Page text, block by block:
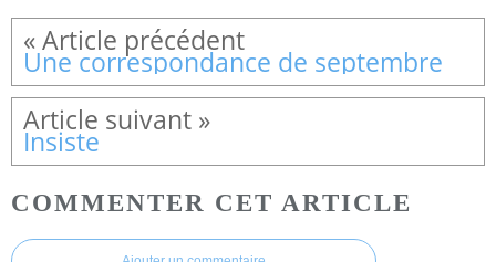
Une correspondance de septembre
Insiste
COMMENTER CET ARTICLE